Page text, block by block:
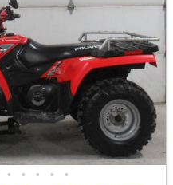
• • • • •